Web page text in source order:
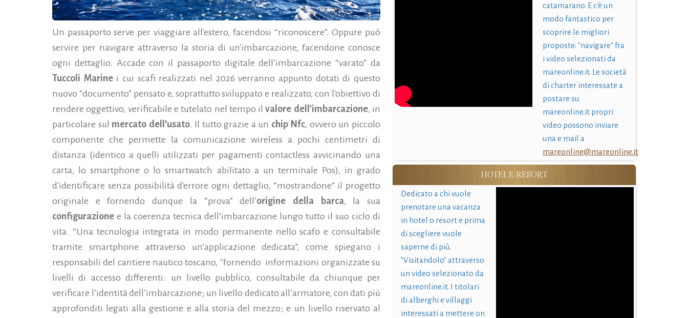
Un passaporto serve per viaggiare all'estero, facendosi “riconoscere”. Oppure può
servire per navigare attraverso la storia di un'imbarcazione, facendone conosce
ogni dettaglio. Accade con il passaporto digitale dell’imbarcazione “varato” da
Tuccoli Marinei cui scafi realizzati nel 2026 verranno appunto dotati di questo
nuovo “documento” pensato e, soprattutto sviluppato e realizzato, con l'obiettivo di
rendere oggettivo, verificabile e tutelato nel tempo ilvalore dell’imbarcazione, in
particolare sul mercato dell’usato. Il tutto grazie a un chipNfc, ovvero un piccolo
componente che permette la comunicazione wireless a pochi centimetri di
distanza (identico a quelli utilizzati per pagamenti contactless avvicinando una
carta, lo smartphone o lo smartwatch abilitato a un terminale Pos), in grado
d'identificare senza possibilità d'errore ogni dettaglio, “mostrandone” il progetto
originale e fornendo dunque la “prova” dell’origine della barca, la sua
configurazione e la coerenza tecnica dell’imbarcazione lungo tutto il suo ciclo di
vita. “Una tecnologia integrata in modo permanente nello scafo e consultabile
tramite smartphone attraverso un’applicazione dedicata”, come spiegano i
responsabili del cantiere nautico toscano, "fornendo informazioni organizzate su
livelli di accesso differenti: un livello pubblico, consultabile da chiunque per
verificare l’identità dell’imbarcazione; un livello dedicato all’armatore, con dati più
approfonditi legati alla gestione e alla storia del mezzo; e un livello riservato al
catamarano. E c'è un
modo fantastico per
scoprire le migliori
proposte: "navigare" fra
i video selezionati da
mareonline.it. Le società
di charter interessate a
postare su
mareonline.it propri
video possono inviare
una e mail a
mareonline@mareonline.it
HOTEL E RESORT
Dedicato a chi vuole
prenotare una vacanza
in hotel o resort e prima
di scegliere vuole
saperne di più.
"Visitandolo" attraverso
un video selezionato da
mareonline.it. I titolari
di alberghi e villaggi
interessati a mettere on